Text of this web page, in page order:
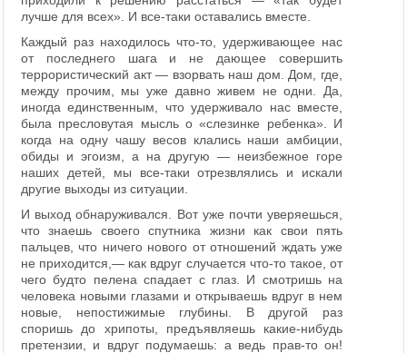
лучше для всех». И все-таки оставались вместе.
Каждый раз находилось что-то, удерживающее нас
от последнего шага и не дающее совершить
террористический акт — взорвать наш дом. Дом, где,
между прочим, мы уже давно живем не одни. Да,
иногда единственным, что удерживало нас вместе,
была пресловутая мысль о «слезинке ребенка». И
когда на одну чашу весов клались наши амбиции,
обиды и эгоизм, а на другую — неизбежное горе
наших детей, мы все-таки отрезвлялись и искали
другие выходы из ситуации.
И выход обнаруживался. Вот уже почти уверяешься,
что знаешь своего спутника жизни как свои пять
пальцев, что ничего нового от отношений ждать уже
не приходится,— как вдруг случается что-то такое, от
чего будто пелена спадает с глаз. И смотришь на
человека новыми глазами и открываешь вдруг в нем
новые, непостижимые глубины. В другой раз
споришь до хрипоты, предъявляешь какие-нибудь
претензии, и вдруг подумаешь: а ведь прав-то он!